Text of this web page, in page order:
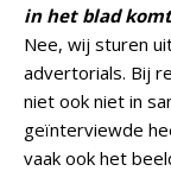
in het blad
Nee, wij sturen
advertorials. Bij
niet ook niet in
geïnterviewde
vaak ook het